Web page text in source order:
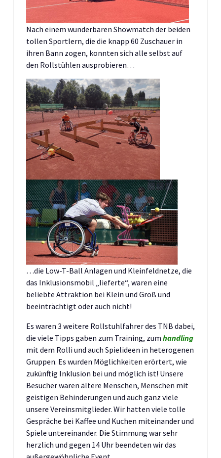
Nach einem wunderbaren Showmatch der beiden
tollen Sportlern, die die knapp 60 Zuschauer in
ihren Bann zogen, konnten sich alle selbst auf
den Rollstühlen ausprobieren…
…die Low-T-Ball Anlagen und Kleinfeldnetze, die
das Inklusionsmobil „lieferte“, waren eine
beliebte Attraktion bei Klein und Groß und
beeinträchtigt oder auch nicht!
Es waren 3 weitere Rollstuhlfahrer des TNB dabei,
die viele Tipps gaben zum Training, zum handling
mit dem Rolli und auch Spielideen in heterogenen
Gruppen. Es wurden Möglichkeiten erörtert, wie
zukünftig Inklusion bei und möglich ist! Unsere
Besucher waren ältere Menschen, Menschen mit
geistigen Behinderungen und auch ganz viele
unsere Vereinsmitglieder. Wir hatten viele tolle
Gespräche bei Kaffee und Kuchen miteinander und
Spiele untereinander. Die Stimmung war sehr
herzlich und gegen 14 Uhr beendeten wir das